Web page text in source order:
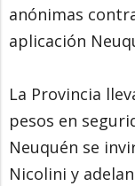
anónimas
aplicación
La Provincia
pesos en
Neuquén se
Nicolini y